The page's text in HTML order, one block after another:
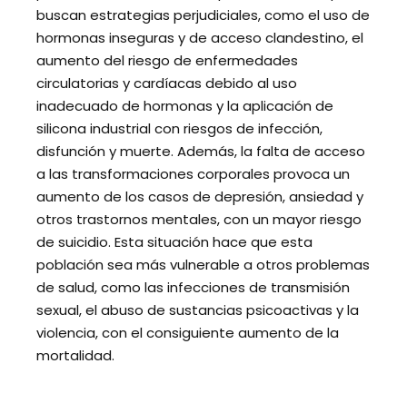
buscan estrategias perjudiciales, como el uso de
hormonas inseguras y de acceso clandestino, el
aumento del riesgo de enfermedades
circulatorias y cardíacas debido al uso
inadecuado de hormonas y la aplicación de
silicona industrial con riesgos de infección,
disfunción y muerte. Además, la falta de acceso
a las transformaciones corporales provoca un
aumento de los casos de depresión, ansiedad y
otros trastornos mentales, con un mayor riesgo
de suicidio. Esta situación hace que esta
población sea más vulnerable a otros problemas
de salud, como las infecciones de transmisión
sexual, el abuso de sustancias psicoactivas y la
violencia, con el consiguiente aumento de la
mortalidad.